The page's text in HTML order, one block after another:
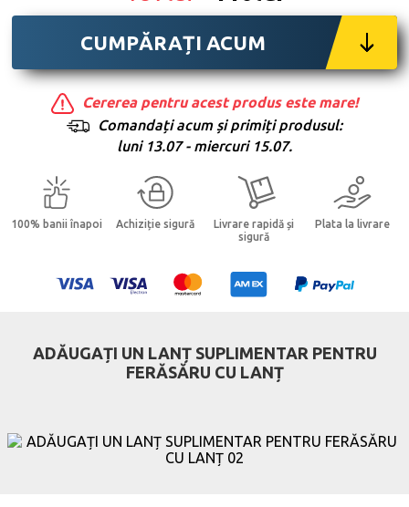
CUMPĂRAȚI ACUM
Cererea pentru acest produs este mare!
Comandați acum și primiți produsul:
luni 13.07 - miercuri 15.07.
100% banii înapoi Achiziție sigură
Livrare rapidă și
sigură
Plata la livrare
ADĂUGAȚI UN LANȚ SUPLIMENTAR PENTRU
FERĂSĂRU CU LANȚ